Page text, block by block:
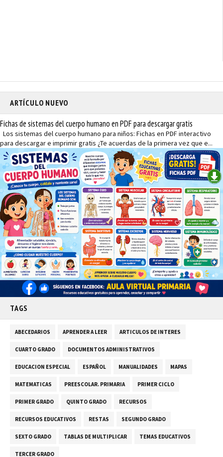
ARTÍCULO NUEVO
Fichas de sistemas del cuerpo humano en PDF para descargar gratis
Los sistemas del cuerpo humano para niños: Fichas en PDF interactivo
para descargar e imprimir gratis ¿Te acuerdas de la primera vez que e...
TAGS
ABECEDARIOS APRENDER A LEER ARTICULOS DE INTERES
CUARTO GRADO DOCUMENTOS ADMINISTRATIVOS
EDUCACION ESPECIAL ESPAÑOL MANUALIDADES MAPAS
MATEMATICAS PREESCOLAR. PRIMARIA PRIMER CICLO
PRIMER GRADO QUINTO GRADO RECURSOS
RECURSOS EDUCATIVOS RESTAS SEGUNDO GRADO
SEXTO GRADO TABLAS DE MULTIPLICAR TEMAS EDUCATIVOS
TERCER GRADO